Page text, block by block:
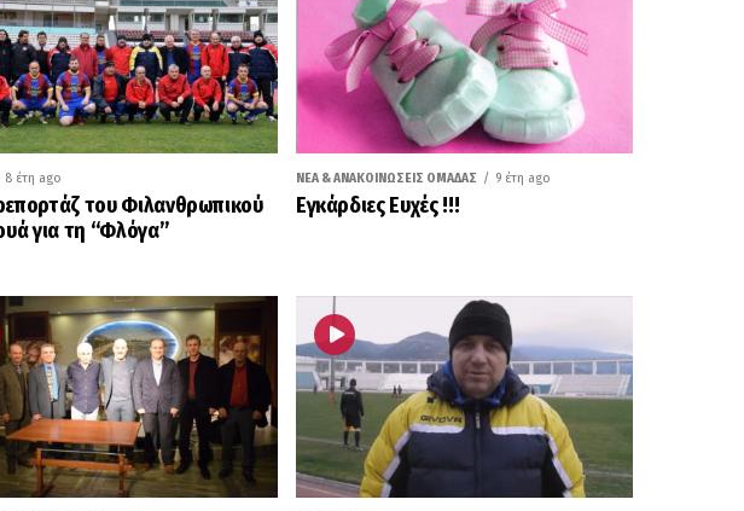
8 έτη ago
του Φιλανθρωπικού
για τη “Φλόγα”
ΝΈΑ & ΑΝΑΚΟΙΝΏΣΕΙΣ ΟΜΆΔΑΣ 9 έτη ago
Εγκάρδιες Ευχές !!!